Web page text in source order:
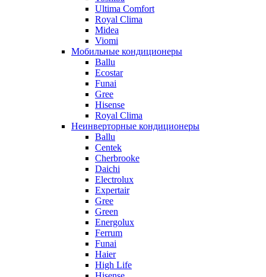
Ultima Comfort
Royal Clima
Midea
Viomi
Мобильные кондиционеры
Ballu
Ecostar
Funai
Gree
Hisense
Royal Clima
Неинверторные кондиционеры
Ballu
Centek
Cherbrooke
Daichi
Electrolux
Expertair
Gree
Green
Energolux
Ferrum
Funai
Haier
High Life